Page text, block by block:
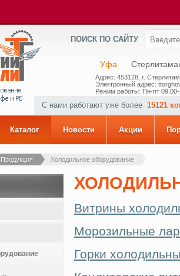
ПОИСК ПО САЙТУ
Уфа
Адрес: 453128, г.
Электронный адрес:
Режим работы: Пн-пт
С нами работают уже более 15121
Каталог Новости Акции
Продукция Холодильное оборудование
Витрины
Морозильные
Горки